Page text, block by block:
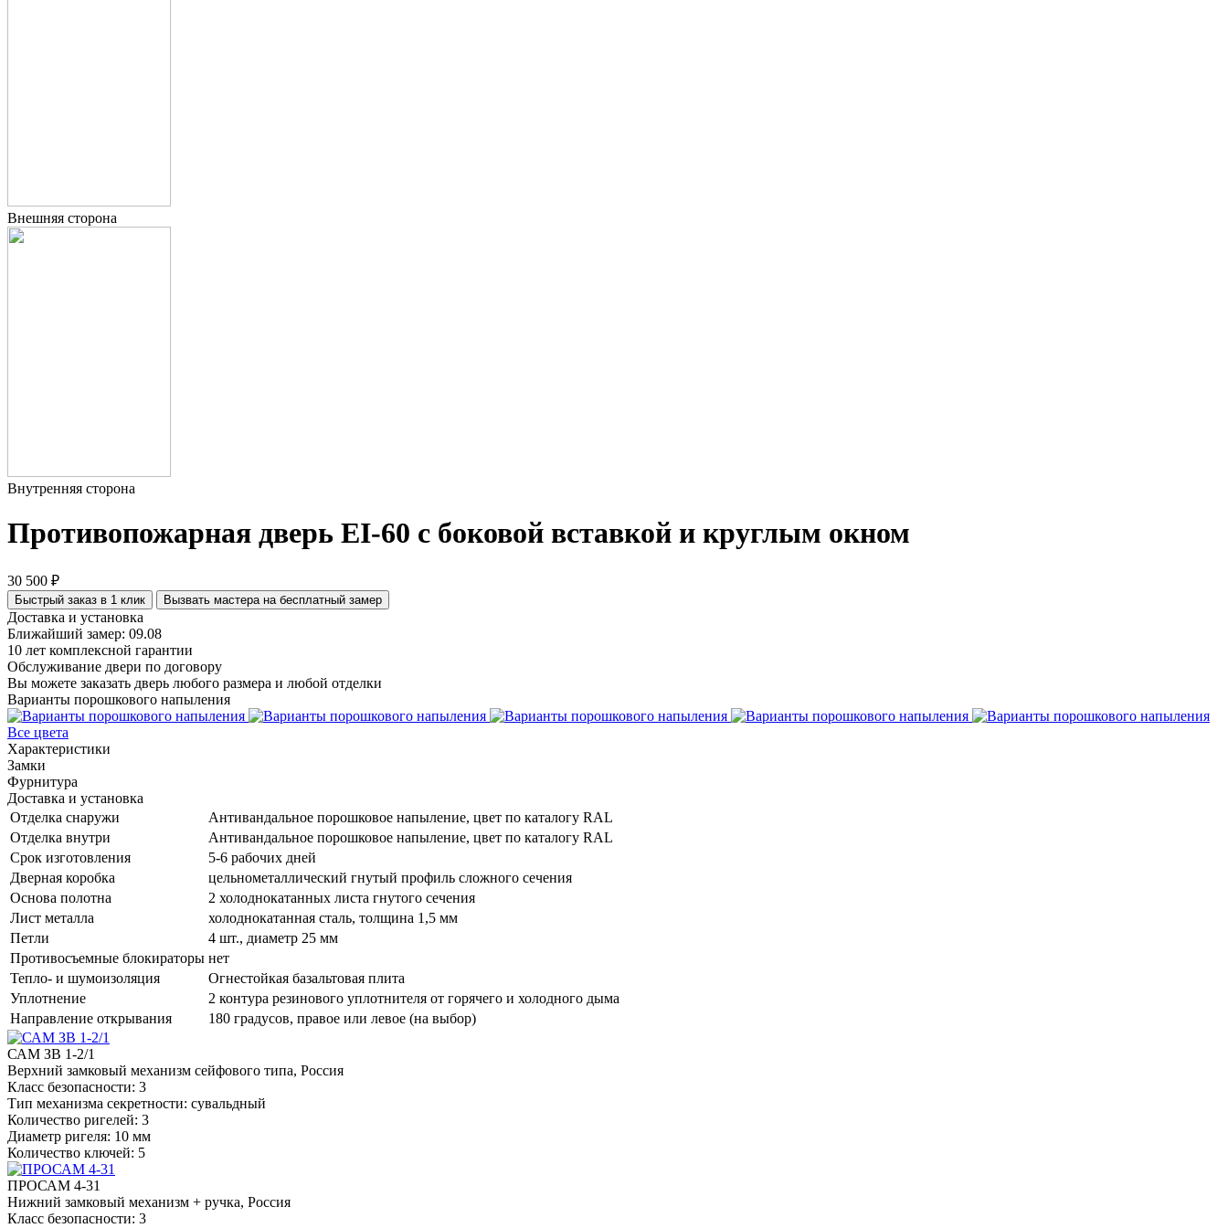
Внешняя сторона
Внутренняя сторона
Противопожарная дверь EI-60 с боковой вставкой и круглым окном
30 500 ₽
Быстрый заказ в 1 клик Вызвать мастера на бесплатный замер
Доставка и установка
Ближайший замер: 09.08
10 лет комплексной гарантии
Обслуживание двери по договору
Вы можете заказать дверь любого размера и любой отделки
Варианты порошкового напыления
Все цвета
Характеристики
Замки
Фурнитура
Доставка и установка
Отделка снаружи
Антивандальное порошковое напыление, цвет по каталогу RAL
Отделка внутри
Антивандальное порошковое напыление, цвет по каталогу RAL
Срок изготовления
5-6 рабочих дней
Дверная коробка
цельнометаллический гнутый профиль сложного сечения
Основа полотна
2 холоднокатанных листа гнутого сечения
Лист металла
холоднокатанная сталь, толщина 1,5 мм
Петли
4 шт., диаметр 25 мм
Противосъемные блокираторы нет
Тепло- и шумоизоляция
Огнестойкая базальтовая плита
Уплотнение
2 контура резинового уплотнителя от горячего и холодного дыма
Направление открывания
180 градусов, правое или левое (на выбор)
САМ ЗВ 1-2/1
Верхний замковый механизм сейфового типа, Россия
Класс безопасности: 3
Тип механизма секретности: сувальдный
Количество ригелей: 3
Диаметр ригеля: 10 мм
Количество ключей: 5
ПРОСАМ 4-31
Нижний замковый механизм + ручка, Россия
Класс безопасности: 3